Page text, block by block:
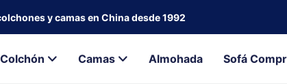
y camas en China desde 1992
Colchón Camas Almohada Sofá